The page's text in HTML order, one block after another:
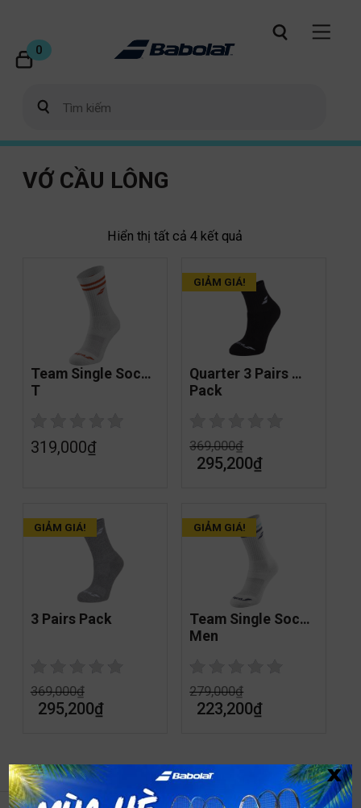
0
VỚ CẦU LÔNG
Hiển thị tất cả 4 kết quả
Team Single Socks
T
319,000₫
GIẢM GIÁ!
Quarter 3 Pairs
Pack
369,000₫
295,200₫
GIẢM GIÁ!
3 Pairs Pack
369,000₫
295,200₫
GIẢM GIÁ!
Team Single Socks
Men
279,000₫
223,200₫
x